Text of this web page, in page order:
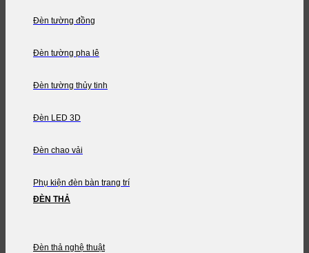
Đèn tường đồng
Đèn tường pha lê
Đèn tường thủy tinh
Đèn LED 3D
Đèn chao vải
Phụ kiện đèn bàn trang trí
ĐÈN THẢ
Đèn thả nghệ thuật